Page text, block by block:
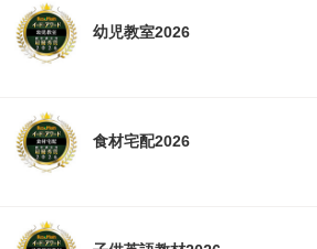
幼児教室2026
食材宅配2026